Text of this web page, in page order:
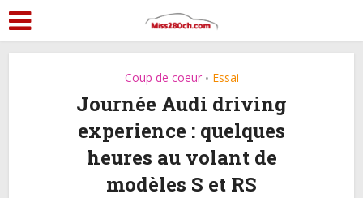
Coup de coeur • Essai
Journée Audi driving
experience : quelques
heures au volant de
modèles S et RS